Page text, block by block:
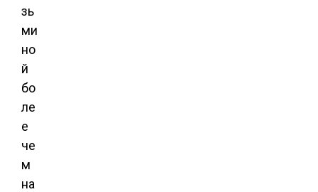
зь
ми
но
й
бо
ле
е
че
м
на